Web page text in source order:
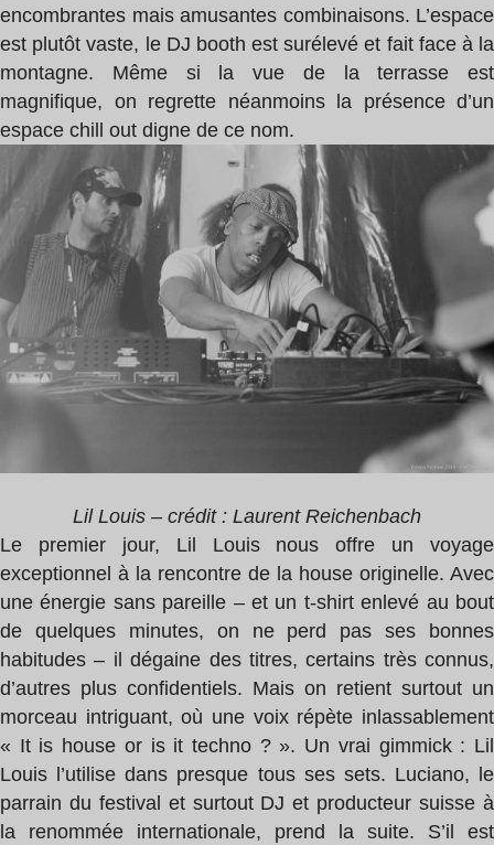
encombrantes mais amusantes combinaisons. L’espace
est plutôt vaste, le DJ booth est surélevé et fait face à la
montagne. Même si la vue de la terrasse est
magnifique, on regrette néanmoins la présence d’un
espace chill out digne de ce nom.
Lil Louis – crédit : Laurent Reichenbach
Le premier jour, Lil Louis nous offre un voyage
exceptionnel à la rencontre de la house originelle. Avec
une énergie sans pareille – et un t-shirt enlevé au bout
de quelques minutes, on ne perd pas ses bonnes
habitudes – il dégaine des titres, certains très connus,
d’autres plus confidentiels. Mais on retient surtout un
morceau intriguant, où une voix répète inlassablement
« It is house or is it techno ? ». Un vrai gimmick : Lil
Louis l’utilise dans presque tous ses sets. Luciano, le
parrain du festival et surtout DJ et producteur suisse à
la renommée internationale, prend la suite. S’il est